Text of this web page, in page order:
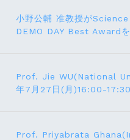
小野公輔 准教授が
DEMO DAY Best Awardを
Prof. Jie WU(National
年7月27日(月)16:00-
Prof. Priyabrata